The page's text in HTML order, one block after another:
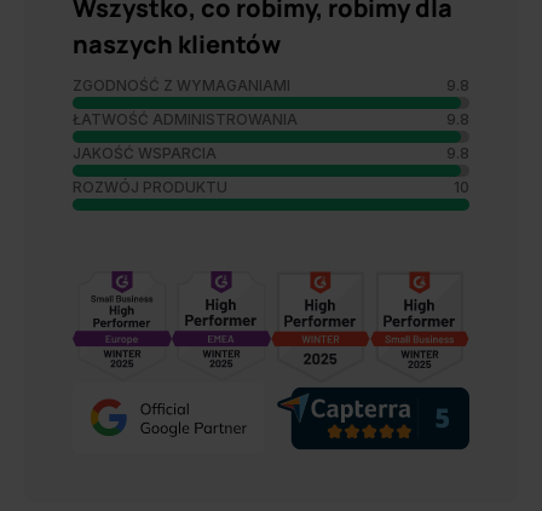
Wszystko, co robimy, robimy dla
naszych klientów
ZGODNOŚĆ Z WYMAGANIAMI
9.8
ŁATWOŚĆ ADMINISTROWANIA
9.8
JAKOŚĆ WSPARCIA
9.8
ROZWÓJ PRODUKTU
10